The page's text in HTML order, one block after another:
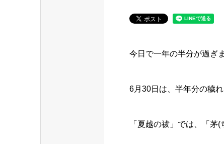
今日で一年の半分が過ぎ
6月30日は、半年分の穢
「夏越の祓」では、「茅